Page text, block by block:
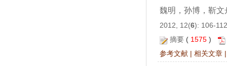
魏明，孙博，靳文
2012, 12(6): 106-
摘要 ( 1575)
参考文献 |相关文章